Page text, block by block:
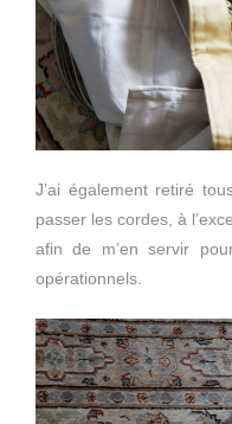
J’ai également retiré
passer les cordes, à
afin de m’en servir
opérationnels.